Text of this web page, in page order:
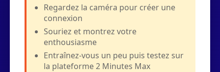
Regardez la caméra pour créer une
connexion
Souriez et montrez votre
enthousiasme
Entraînez-vous un peu puis testez sur
la plateforme 2 Minutes Max